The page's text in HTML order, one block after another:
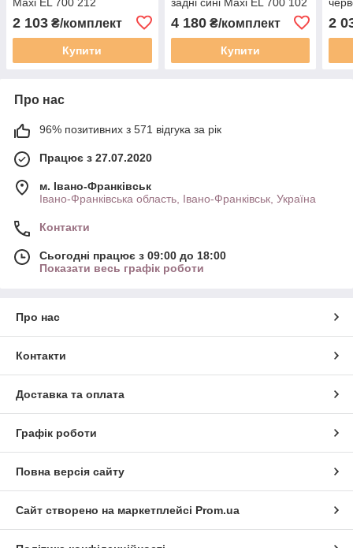
2 103 ₴/комплект
Купити
4 180₴/комплект
Купити
2
Про нас
96% позитивних з 571 відгука за рік
Працює з 27.07.2020
м. Івано-Франківськ
Івано-Франківська область, Івано-Франківськ, Україна
Контакти
Сьогодні працює з 09:00 до 18:00
Показати весь графік роботи
Про нас
Контакти
Доставка та оплата
Графік роботи
Повна версія сайту
Сайт створено на маркетплейсі Prom.ua